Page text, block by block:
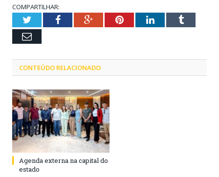
COMPARTILHAR:
TwitterFacebookGoogle+PinterestLinkedInTumblr
Email
CONTEÚDO RELACIONADO
Agenda externa na capital do
estado